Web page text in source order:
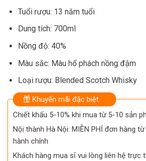
Tuổi rượu: 13 năm tuổi
Dung tích: 700ml
Nồng độ: 40%
Màu sắc: Màu hổ phách nồng đậm
Loại rượu: Blended Scotch Whisky
Khuyến mãi đặc biệt
Chiết khấu 5-10% khi mua từ 5-10 sản
Nội thành Hà Nội: MIỄN PHÍ đơn hàng
hành chính
Khách hàng mua sỉ vui lòng liên hệ trực